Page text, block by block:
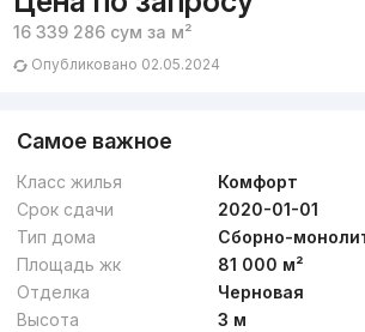
16 339 286 сум за м²
Опубликовано 02.05.2024
Самое важное
Класс жилья
Комфорт
Срок сдачи
2020-01-01
Тип дома
Сборно-
Площадь жк
81 000 м²
Отделка
Черновая
Высота
3 м